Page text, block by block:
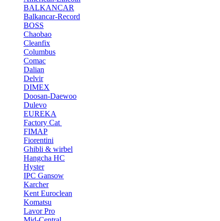
BALKANCAR
Balkancar-Record
BOSS
Chaobao
Cleanfix
Columbus
Comac
Dalian
Delvir
DIMEX
Doosan-Daewoo
Dulevo
EUREKA
Factory Cat
FIMAP
Fiorentini
Ghibli & wirbel
Hangcha HC
Hyster
IPC Gansow
Karcher
Kent Euroclean
Komatsu
Lavor Pro